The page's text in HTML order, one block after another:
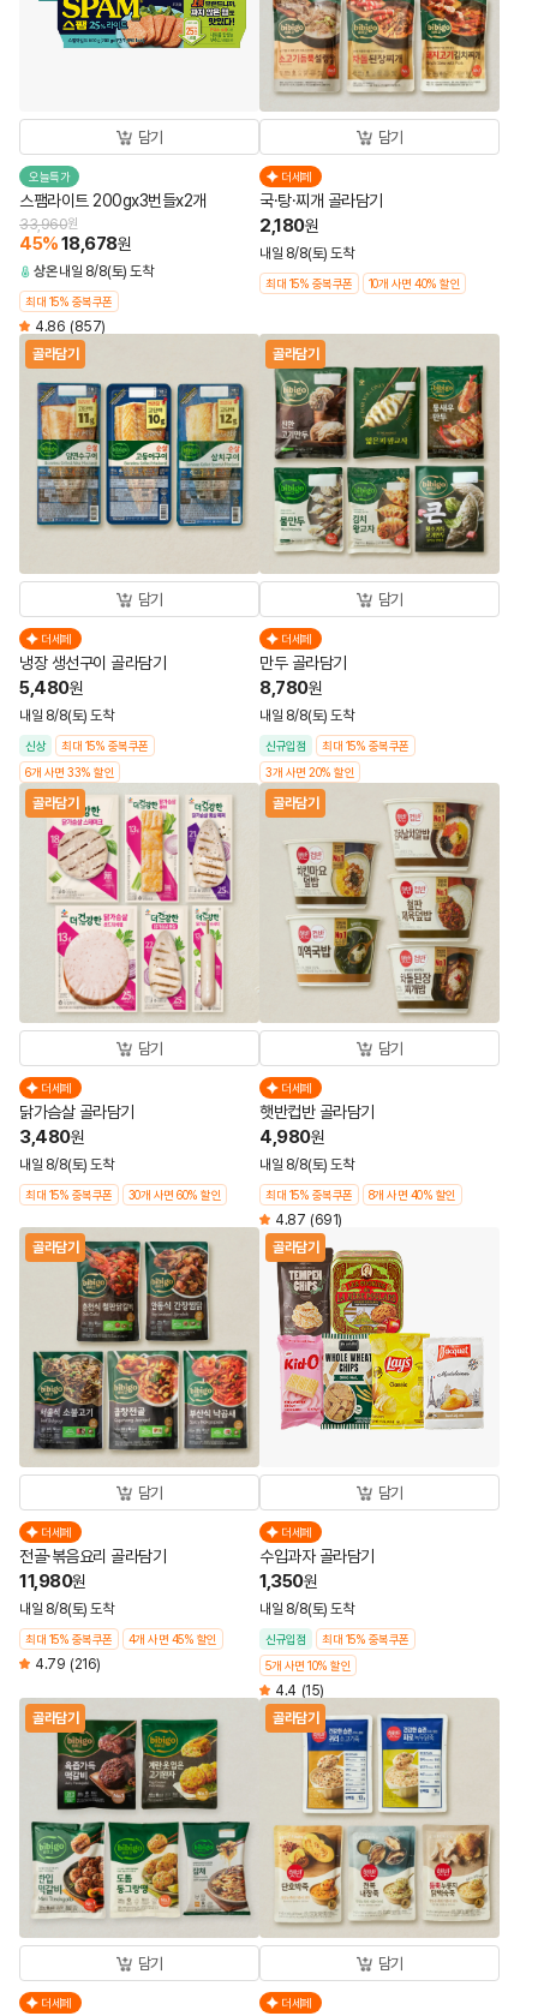
담기
오늘특가
스팸라이트 200gx3번들x2개
33,960원
45%18,678원
상온 내일 8/8(토) 도착
최대 15% 중복쿠폰
4.86 (857)
담기
더세페
국·탕·찌개 골라담기
2,180원
내일 8/8(토) 도착
최대 15% 중복쿠폰 10개 사면 40% 할인
골라담기
담기
더세페
냉장 생선구이 골라담기
5,480원
내일 8/8(토) 도착
신상
최대 15% 중복쿠폰
6개 사면 33% 할인
골라담기
담기
더세페
만두 골라담기
8,780원
내일 8/8(토) 도착
신규입점
최대 15% 중복쿠폰
3개 사면 20% 할인
골라담기
담기
더세페
닭가슴살 골라담기
3,480원
내일 8/8(토) 도착
최대 15% 중복쿠폰 30개 사면 60% 할인
골라담기
담기
더세페
햇반컵반 골라담기
4,980원
내일 8/8(토) 도착
최대 15% 중복쿠폰 8개 사면 40% 할인
4.87 (691)
골라담기
담기
더세페
전골·볶음요리 골라담기
11,980원
내일 8/8(토) 도착
최대 15% 중복쿠폰 4개 사면 45% 할인
4.79 (216)
골라담기
담기
더세페
수입과자 골라담기
1,350원
내일 8/8(토) 도착
신규입점
최대 15% 중복쿠폰
5개 사면 10% 할인
4.4 (15)
골라담기
담기
더세페
골라담기
담기
더세페